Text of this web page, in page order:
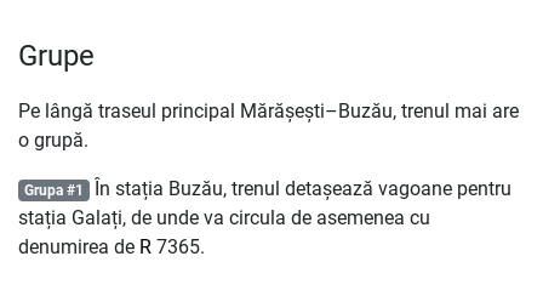
Grupe
Pe lângă traseul principal Mărășești–Buzău, trenul mai are
o grupă.
Grupa #1 În stația Buzău, trenul detașează vagoane pentru
stația Galați, de unde va circula de asemenea cu
denumirea de R 7365.